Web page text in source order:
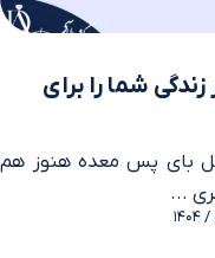
شما را برای
بای پس معده هنوز هم
...